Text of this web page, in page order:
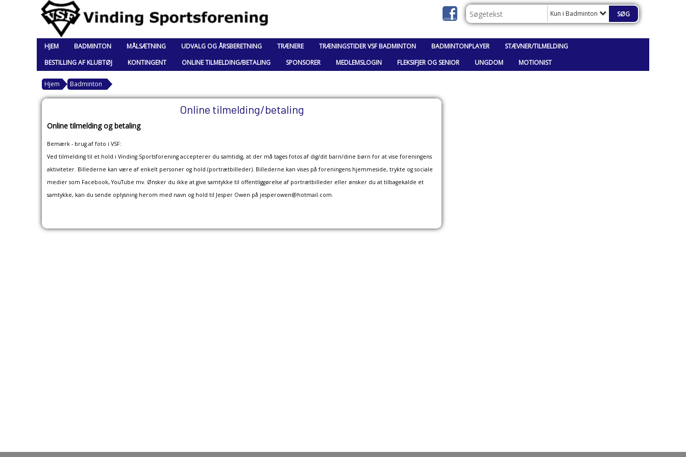
Kun i Badminton
HJEM BADMINTON MÅLSÆTNING UDVALG OG ÅRSBERETNING TRÆNERE TRÆNINGSTIDER VSF BADMINTON BADMINTONPLAYER
STÆVNER/TILMELDING
BESTILLING AF KLUBTØJ
KONTINGENT ONLINE TILMELDING/BETALING SPONSORER MEDLEMSLOGIN FLEKSIFJER OG SENIOR UNGDOM MOTIONIST
Hjem Badminton
Online tilmelding/betaling
Online tilmelding og betaling
Bemærk - brug af foto i VSF:
Ved tilmelding til et hold i Vinding Sportsforening accepterer du samtidig, at der må tages fotos af dig/dit barn/dine børn for at vise foreningens
aktiviteter. Billederne kan være af enkelt personer og hold (portrætbilleder). Billederne kan vises på foreningens hjemmeside, trykte og sociale
medier som Facebook, YouTube mv. Ønsker du ikke at give samtykke til offentliggørelse af portrætbilleder eller ønsker du at tilbagekalde et
samtykke, kan du sende oplysning herom med navn og hold til Jesper Owen på jesperowen@hotmail.com.